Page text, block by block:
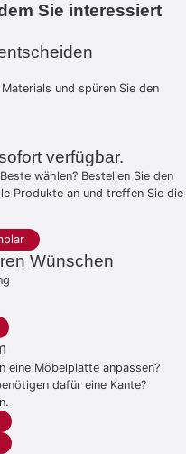
Sie interessiert
und spüren Sie den
verfügbar.
wählen? Bestellen Sie den
Produkte an und treffen Sie die
Wünschen
eine Möbelplatte anpassen?
dafür eine Kante?